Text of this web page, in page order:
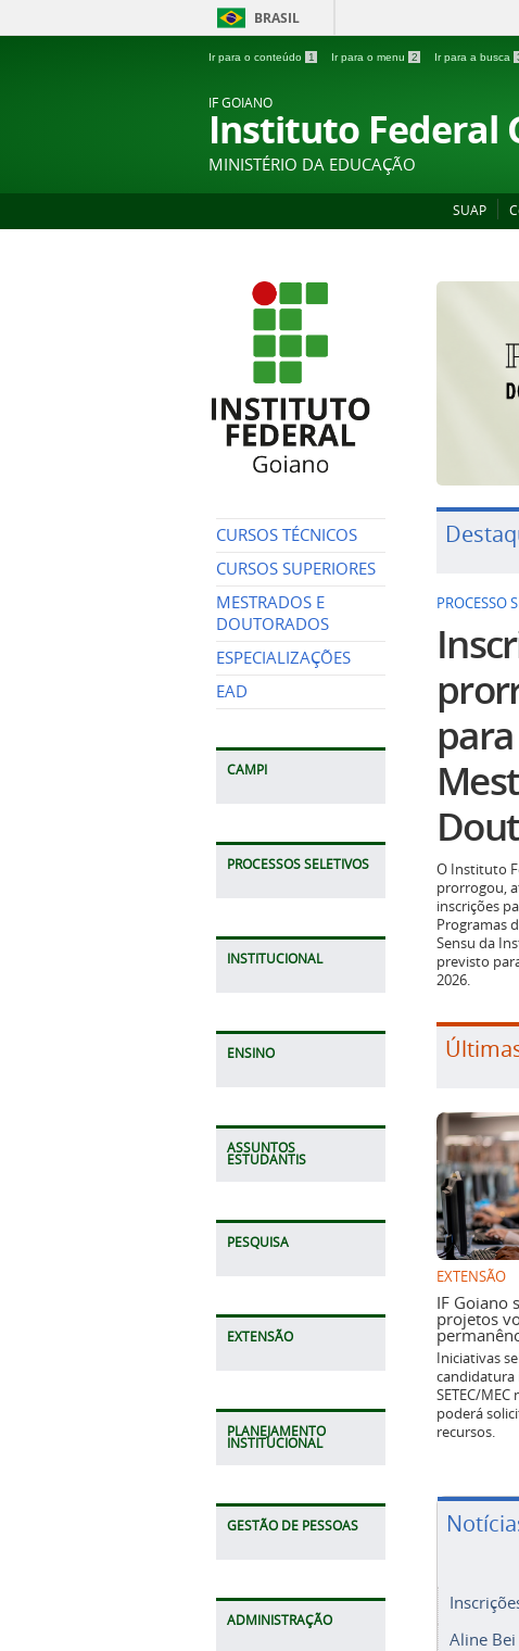
BRASIL
Ir para o conteúdo 1 Ir para o menu 2 Ir para a busca
IF GOIANO
Instituto Federal
MINISTÉRIO DA EDUCAÇÃO
SUAP
CURSOS TÉCNICOS
CURSOS SUPERIORES
MESTRADOS E
DOUTORADOS
ESPECIALIZAÇÕES
EAD
CAMPI
PROCESSOS SELETIVOS
INSTITUCIONAL
ENSINO
ASSUNTOS
ESTUDANTIS
PESQUISA
EXTENSÃO
PLANEJAMENTO
INSTITUCIONAL
GESTÃO DE PESSOAS
ADMINISTRAÇÃO
PROCESSO
para
O Instituto
prorrogou,
inscrições
Programas
Sensu da
previsto
2026.
EXTENSÃO
IF Goiano
projetos
Iniciativas
candidatura
SETEC/
poderá
recursos.
Aline